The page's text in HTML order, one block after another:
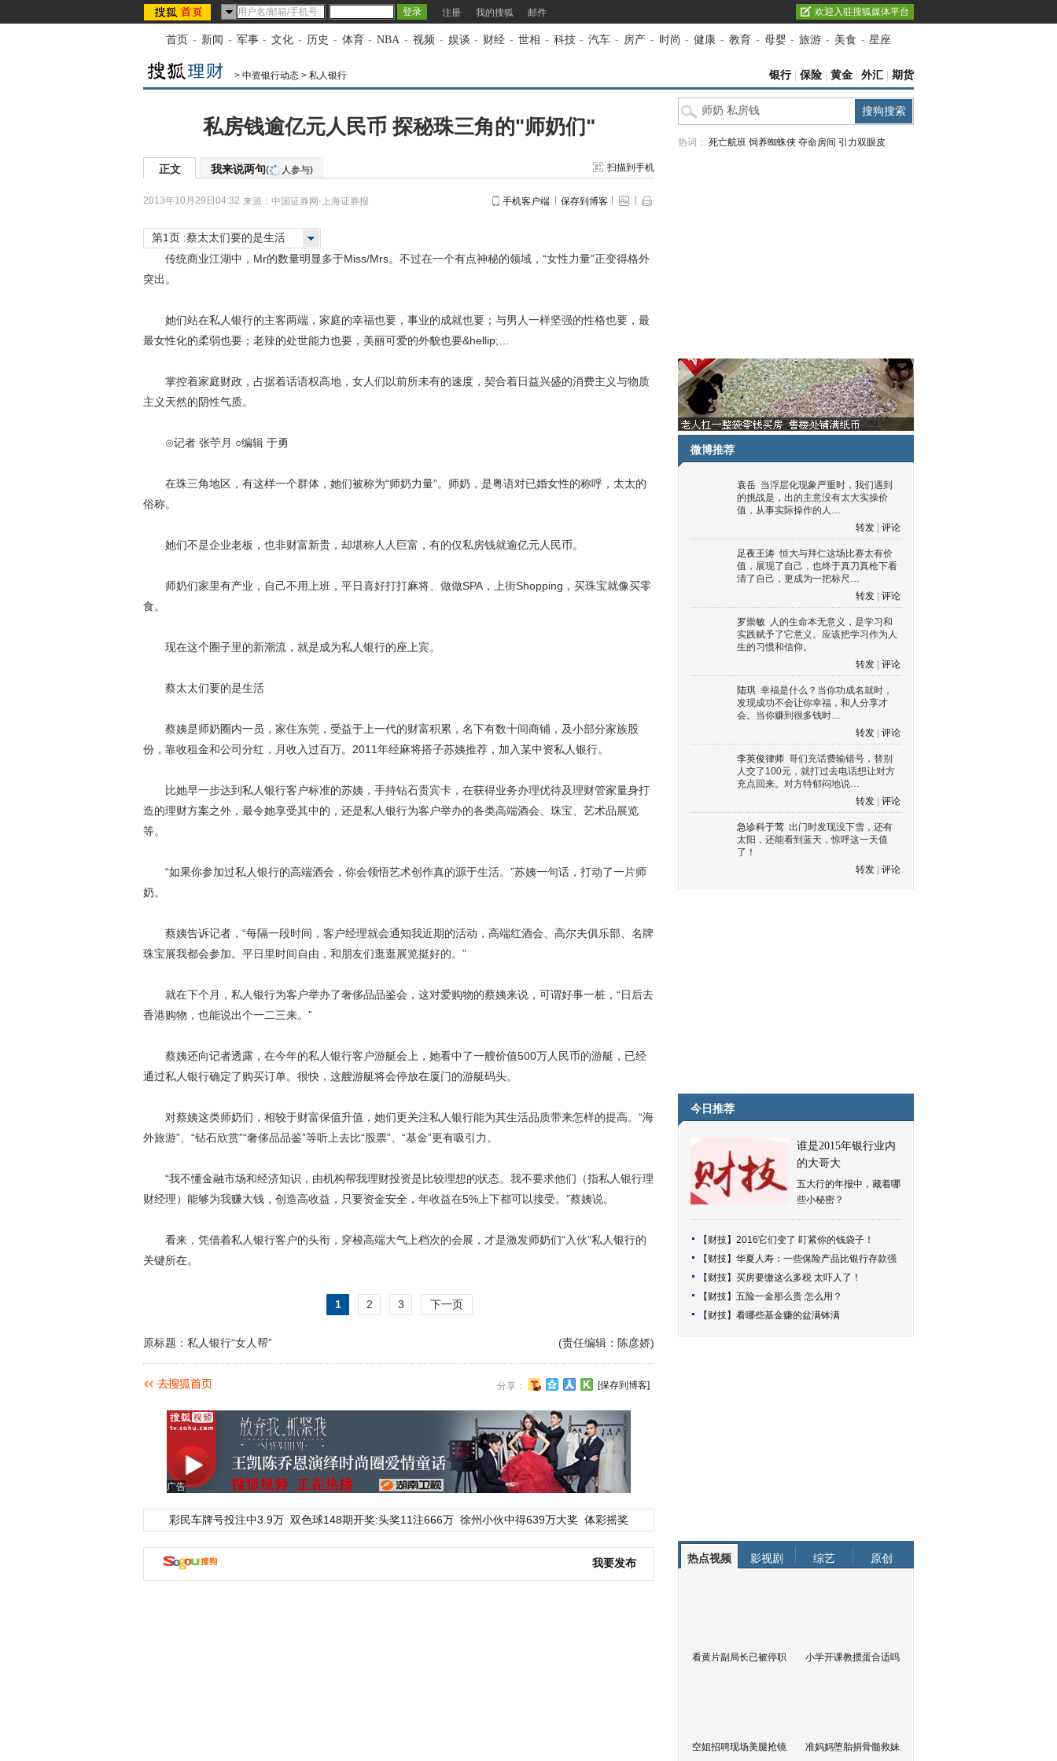
注册 我的搜狐 邮件 欢迎入驻搜狐媒体平台
首页 - 新闻 - 军事 - 文化 - 历史 - 体育 - NBA - 视频 - 娱谈 - 财经 - 世相 - 科技 - 汽车 - 房产 - 时尚 - 健康 - 教育 - 母婴 - 旅游 - 美食 - 星座
> 中资银行动态 > 私人银行 银行| 保险 黄金 外汇 期货
私房钱逾亿元人民币 探秘珠三角的"师奶们"
正文 我来说两句( 人参与) 扫描到手机
2013年10月29日04:32 来源： 中国证券网·上海证券报 手机客户端 保存到博客
第1页 :蔡太太们要的是生活
传统商业江湖中，Mr的数量明显多于Miss/Mrs。不过在一个有点神秘的领域，“女性力量”正变得格外
突出。
她们站在私人银行的主客两端，家庭的幸福也要，事业的成就也要；与男人一样坚强的性格也要，最
最女性化的柔弱也要；老辣的处世能力也要，美丽可爱的外貌也要&hellip;…
掌控着家庭财政，占据着话语权高地，女人们以前所未有的速度，契合着日益兴盛的消费主义与物质
主义天然的阴性气质。
⊙记者 张苧月 ○编辑 于勇
在珠三角地区，有这样一个群体，她们被称为“师奶力量”。师奶，是粤语对已婚女性的称呼，太太的
俗称。
她们不是企业老板，也非财富新贵，却堪称人人巨富，有的仅私房钱就逾亿元人民币。
师奶们家里有产业，自己不用上班，平日喜好打打麻将、做做SPA，上街Shopping，买珠宝就像买零
食。
现在这个圈子里的新潮流，就是成为私人银行的座上宾。
蔡太太们要的是生活
蔡姨是师奶圈内一员，家住东莞，受益于上一代的财富积累，名下有数十间商铺，及小部分家族股
份，靠收租金和公司分红，月收入过百万。2011年经麻将搭子苏姨推荐，加入某中资私人银行。
比她早一步达到私人银行客户标准的苏姨，手持钻石贵宾卡，在获得业务办理优待及理财管家量身打
造的理财方案之外，最令她享受其中的，还是私人银行为客户举办的各类高端酒会、珠宝、艺术品展览
等。
“如果你参加过私人银行的高端酒会，你会领悟艺术创作真的源于生活。”苏姨一句话，打动了一片师
奶。
蔡姨告诉记者，“每隔一段时间，客户经理就会通知我近期的活动，高端红酒会、高尔夫俱乐部、名牌
珠宝展我都会参加。平日里时间自由，和朋友们逛逛展览挺好的。”
就在下个月，私人银行为客户举办了奢侈品品鉴会，这对爱购物的蔡姨来说，可谓好事一桩，“日后去
香港购物，也能说出个一二三来。”
蔡姨还向记者透露，在今年的私人银行客户游艇会上，她看中了一艘价值500万人民币的游艇，已经
通过私人银行确定了购买订单。很快，这艘游艇将会停放在厦门的游艇码头。
对蔡姨这类师奶们，相较于财富保值升值，她们更关注私人银行能为其生活品质带来怎样的提高。“海
外旅游”、“钻石欣赏”“奢侈品品鉴”等听上去比“股票”、“基金”更有吸引力。
“我不懂金融市场和经济知识，由机构帮我理财投资是比较理想的状态。我不要求他们（指私人银行理
财经理）能够为我赚大钱，创造高收益，只要资金安全，年收益在5%上下都可以接受。”蔡姨说。
看来，凭借着私人银行客户的头衔，穿梭高端大气上档次的会展，才是激发师奶们“入伙”私人银行的
关键所在。
1 2 3 下一页
(责任编辑：陈彦娇)
原标题：私人银行“女人帮”
分享： [保存到博客]
广告
彩民车牌号投注中3.9万 双色球148期开奖:头奖11注666万 徐州小伙中得639万大奖 体彩摇奖
我要发布
热词： 死亡航班 饲养蜘蛛侠 夺命房间 引力双眼皮
微博推荐
袁岳 当浮层化现象严重时，我们遇到
的挑战是，出的主意没有太大实操价
值，从事实际操作的人…
转发
评论
足夜王涛 恒大与拜仁这场比赛太有价
值，展现了自己，也终于真刀真枪下看
清了自己，更成为一把标尺…
转发
评论
罗崇敏 人的生命本无意义，是学习和
实践赋予了它意义。应该把学习作为人
生的习惯和信仰。
转发
评论
陆琪 幸福是什么？当你功成名就时，
发现成功不会让你幸福，和人分享才
会。当你赚到很多钱时…
转发
评论
李英俊律师 哥们充话费输错号，替别
人交了100元，就打过去电话想让对方
充点回来。对方特郁闷地说…
转发
评论
急诊科于莺 出门时发现没下雪，还有
太阳，还能看到蓝天，惊呼这一天值
了！
转发
评论
今日推荐
谁是2015年银行业内
的大哥大
五大行的年报中，藏着哪
些小秘密？
【财技】 2016它们变了 盯紧你的钱袋子！
【财技】 华夏人寿：一些保险产品比银行存款强
【财技】 买房要缴这么多税 太吓人了！
【财技】 五险一金那么贵 怎么用？
【财技】 看哪些基金赚的盆满钵满
热点视频 影视剧 综艺 原创
看黄片副局长已被停职 小学开课教掼蛋合适吗
空姐招聘现场美腿抢镜 准妈妈堕胎捐骨髓救妹